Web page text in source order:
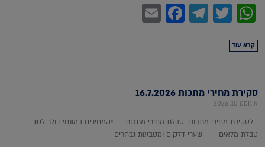
WhatsApp
Twitter
Telegram
Facebook
קרא עוד
סקירת מחירי מתכות 16.7.2026
אוגוסט 10, 2026
לסקירת מחירי מתכות טבלת מחירי מתכות *המחירים במונחי דולר לטון
טבלת מלאים שערי דלקים ומטבעות נבחרים